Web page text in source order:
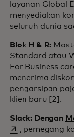
layanan Global
menyediakan
seluruh dunia
Blok H & R:
Standard atau
For Business
menerima
pengarsipan
klien baru [2].
Slack: Dengan
, pemegang